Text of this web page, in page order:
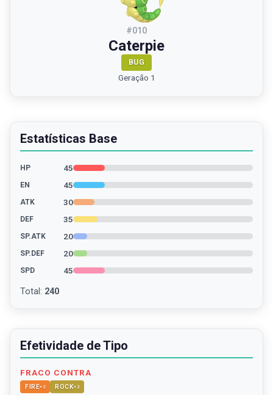
#010
Caterpie
BUG
Geração 1
Estatísticas Base
HP 45
EN 45
ATK 30
DEF 35
SP.ATK 20
SP.DEF 20
SPD 45
Total : 240
Efetividade de Tipo
FRACO CONTRA
FIRE× 2 ROCK× 2